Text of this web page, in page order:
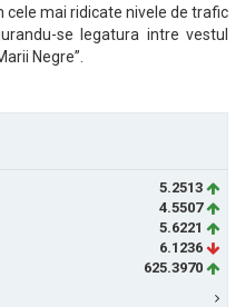
cele mai ridicate nivele de trafic
se legatura intre vestul
Negre”.
5.2513
4.5507
5.6221
6.1236
625.3970